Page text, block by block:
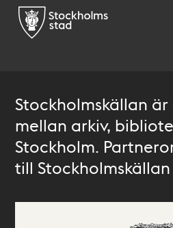
Stockholmskällan
mellan arkiv,
Stockholm.
till